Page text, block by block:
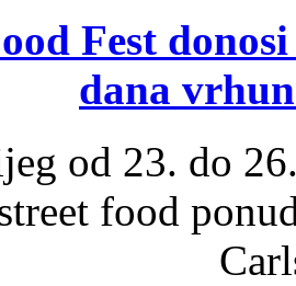
Fest
dana
od 23. do
food